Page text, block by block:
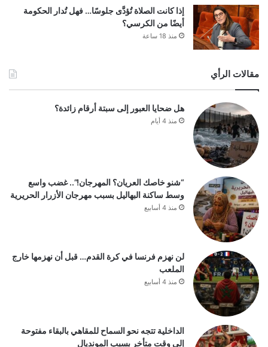
إذا كانت الصلاة تُؤدَّى جلوسًا… فهل تُدار الحكومة
أيضًا من الكرسي؟
منذ 18 ساعة
مقالات الرأي
هل ضحايا العبور إلى سبتة أرقام زائدة؟
منذ 4 أيام
“شنو خاصك العريان؟ المهرجان!”.. غضب واسع
وسط ساكنة البهاليل بسبب مهرجان الأزرار الحريرية
منذ 4 أسابيع
لن نهزم فرنسا في كرة القدم… قبل أن نهزمها خارج
الملعب
منذ 4 أسابيع
الداخلية تتجه نحو السماح للمقاهي بالبقاء مفتوحة
إلى وقت متأخر بسبب المونديال